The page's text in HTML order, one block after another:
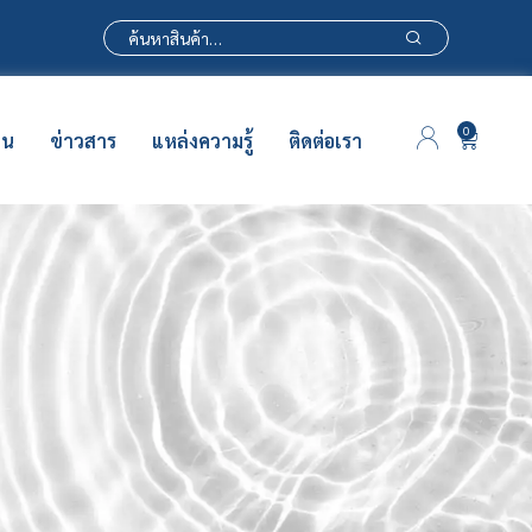
0
ข่าวสาร แหล่งความรู้ ติดต่อเรา